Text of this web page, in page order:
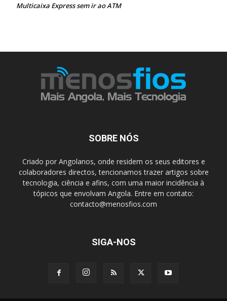
Multicaixa Express sem ir ao ATM
SOBRE NÓS
Criado por Angolanos, onde residem os seus editores e
colaboradores directos, tencionamos trazer artigos sobre
tecnologia, ciência e afins, com uma maior incidência à
tópicos que envolvam Angola. Entre em contato:
contacto@menosfios.com
SIGA-NOS